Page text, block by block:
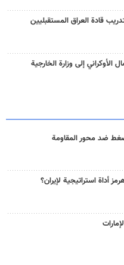
قادة العراق المستقبليين
الأوكراني إلى وزارة الخارجية
ضد محور المقاومة
أداة استراتيجية لإيران؟